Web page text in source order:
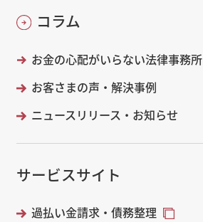
コラム
お金の心配がいらない法律事務所
お客さまの声・解決事例
ニュースリリース・お知らせ
サービスサイト
過払い金請求・債務整理